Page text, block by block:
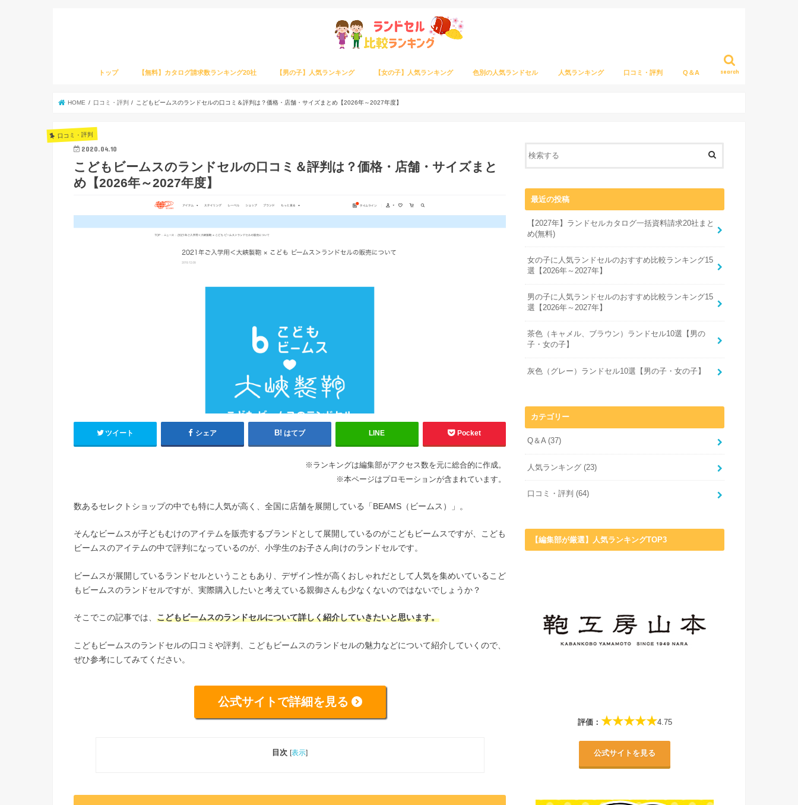
search
トップ 【無料】カタログ請求数ランキング20社 【男の子】人気ランキング 【女の子】人気ランキング 色別の人気ランドセル 人気ランキング 口コミ・評判 Q＆A
HOME 口コミ・評判 こどもビームスのランドセルの口コミ＆評判は？価格・店舗・サイズまとめ【2026年～2027年度】
口コミ・評判
2020.04.10
こどもビームスのランドセルの口コミ＆評判は？価格・店舗・サイズまと
め【2026年～2027年度】
ツイート シェア はてブ LINE Pocket
※ランキングは編集部がアクセス数を元に総合的に作成。
※本ページはプロモーションが含まれています。
数あるセレクトショップの中でも特に人気が高く、全国に店舗を展開している「BEAMS（ビームス）」。
そんなビームスが子どもむけのアイテムを販売するブランドとして展開しているのがこどもビームスですが、こども
ビームスのアイテムの中で評判になっているのが、小学生のお子さん向けのランドセルです。
ビームスが展開しているランドセルということもあり、デザイン性が高くおしゃれだとして人気を集めいているこど
もビームスのランドセルですが、実際購入したいと考えている親御さんも少なくないのではないでしょうか？
そこでこの記事では、 こどもビームスのランドセルについて詳しく紹介していきたいと思います。
こどもビームスのランドセルの口コミや評判、こどもビームスのランドセルの魅力などについて紹介していくので、
ぜひ参考にしてみてください。
公式サイトで詳細を見る
目次 [表示]
最近の投稿
【2027年】ランドセルカタログ一括資料請求20社まと
め(無料)
女の子に人気ランドセルのおすすめ比較ランキング15
選【2026年～2027年】
男の子に人気ランドセルのおすすめ比較ランキング15
選【2026年～2027年】
茶色（キャメル、ブラウン）ランドセル10選【男の
子・女の子】
灰色（グレー）ランドセル10選【男の子・女の子】
カテゴリー
Q＆A (37)
人気ランキング (23)
口コミ・評判 (64)
【編集部が厳選】人気ランキングTOP3
評価： ★★★★★4.75
公式サイトを見る